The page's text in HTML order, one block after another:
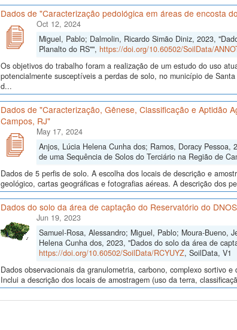
Dados de "Caracterização pedológica em áreas de encosta
Oct 12, 2024
Miguel, Pablo; Dalmolin, Ricardo Simão Diniz, 2023,
Planalto do RS"", https://doi.org/10.60502/SoilData/
Os objetivos do trabalho foram a realização de um estudo do uso
potencialmente susceptíveis a perdas de solo, no município de
d...
Dados de "Caracterização, Gênese, Classificação e Aptidão
Campos, RJ"
May 17, 2024
Anjos, Lúcia Helena Cunha dos; Ramos, Doracy
de uma Sequência de Solos do Terciário na Região de
Dados de 5 perfis de solo. A escolha dos locais de descrição e
geológico, cartas geográficas e fotografias aéreas. A descrição dos
Dados do solo da área de captação do Reservatório do
Jun 19, 2023
Samuel-Rosa, Alessandro; Miguel, Pablo; Moura-Bueno,
Helena Cunha dos, 2023, "Dados do solo da área de
https://doi.org/10.60502/SoilData/RCYUYZ, SoilData, V1
Dados observacionais da granulometria, carbono, complexo sortivo
Inclui a descrição dos locais de amostragem (uso da terra,